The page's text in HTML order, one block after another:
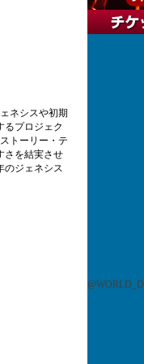
ネシスや初期
るプロジェク
トーリー・テ
さを結実させ
のジェネシス